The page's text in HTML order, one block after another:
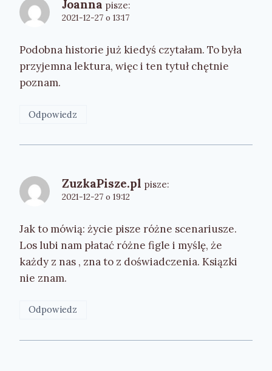
Joanna pisze:
2021-12-27 o 13:17
Podobna historie już kiedyś czytałam. To była
przyjemna lektura, więc i ten tytuł chętnie
poznam.
Odpowiedz
ZuzkaPisze.pl pisze:
2021-12-27 o 19:12
Jak to mówią: życie pisze różne scenariusze.
Los lubi nam płatać różne figle i myślę, że
każdy z nas , zna to z doświadczenia. Ksiązki
nie znam.
Odpowiedz